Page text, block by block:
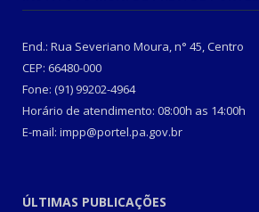
End.: Rua Severiano Moura, n° 45, Centro
CEP: 66480-000
Fone: (91) 99202-4964
Horário de atendimento: 08:00h as 14:00h
E-mail: impp@portel.pa.gov.br
ÚLTIMAS PUBLICAÇÕES